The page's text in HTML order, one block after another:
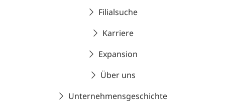
Filialsuche
Karriere
Expansion
Über uns
Unternehmensgeschichte